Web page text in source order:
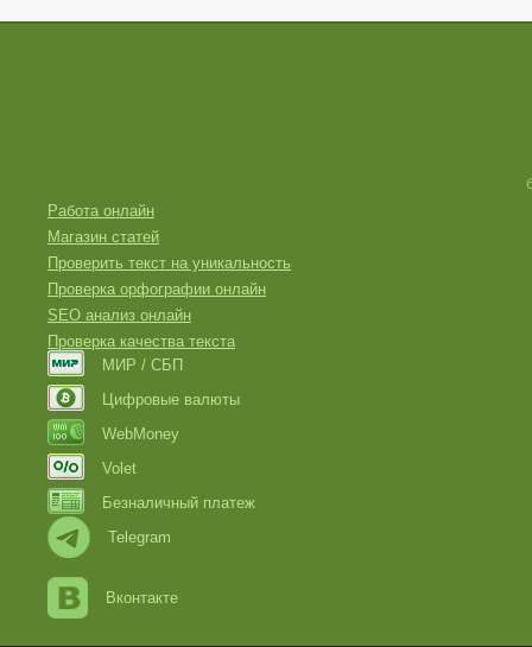
Работа онлайн
Магазин статей
Проверить текст на уникальность
Проверка орфографии онлайн
SEO анализ онлайн
Проверка качества текста
МИР / СБП
Цифровые валюты
WebMoney
Volet
Безналичный платеж
Telegram
Вконтакте